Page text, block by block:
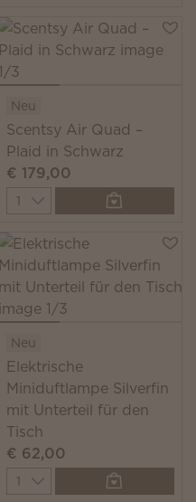
Neu
Scentsy Air Quad –
Plaid in Schwarz
€ 179,00
Quantity
Neu
Elektrische
Miniduftlampe Silverfin
mit Unterteil für den
Tisch
€ 62,00
Quantity